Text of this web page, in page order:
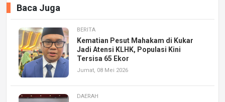
Baca Juga
BERITA
Kematian Pesut Mahakam di Kukar
Jadi Atensi KLHK, Populasi Kini
Tersisa 65 Ekor
Jumat, 08 Mei 2026
DAERAH